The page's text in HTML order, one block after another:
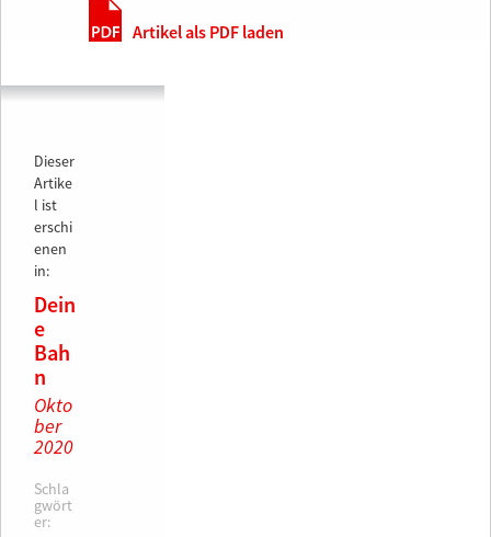
Artikel als PDF laden
Dieser
Artike
l ist
erschi
enen
in:
Dein
e
Bah
n
Okto
ber
2020
Schla
gwört
er: